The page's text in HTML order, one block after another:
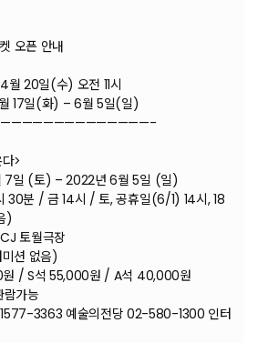
오픈 안내
20일(수) 오전 11시
17일(화) – 6월 5일(일)
>
7일 (토) – 2022년 6월 5일 (일)
30분 / 금 14시 / 토, 공휴일(6/1) 14시, 18
)
토월극장
션 없음)
원 / S석 55,000원 / A석 40,000원
람가능
1577-3363 예술의전당 02-580-1300 인터